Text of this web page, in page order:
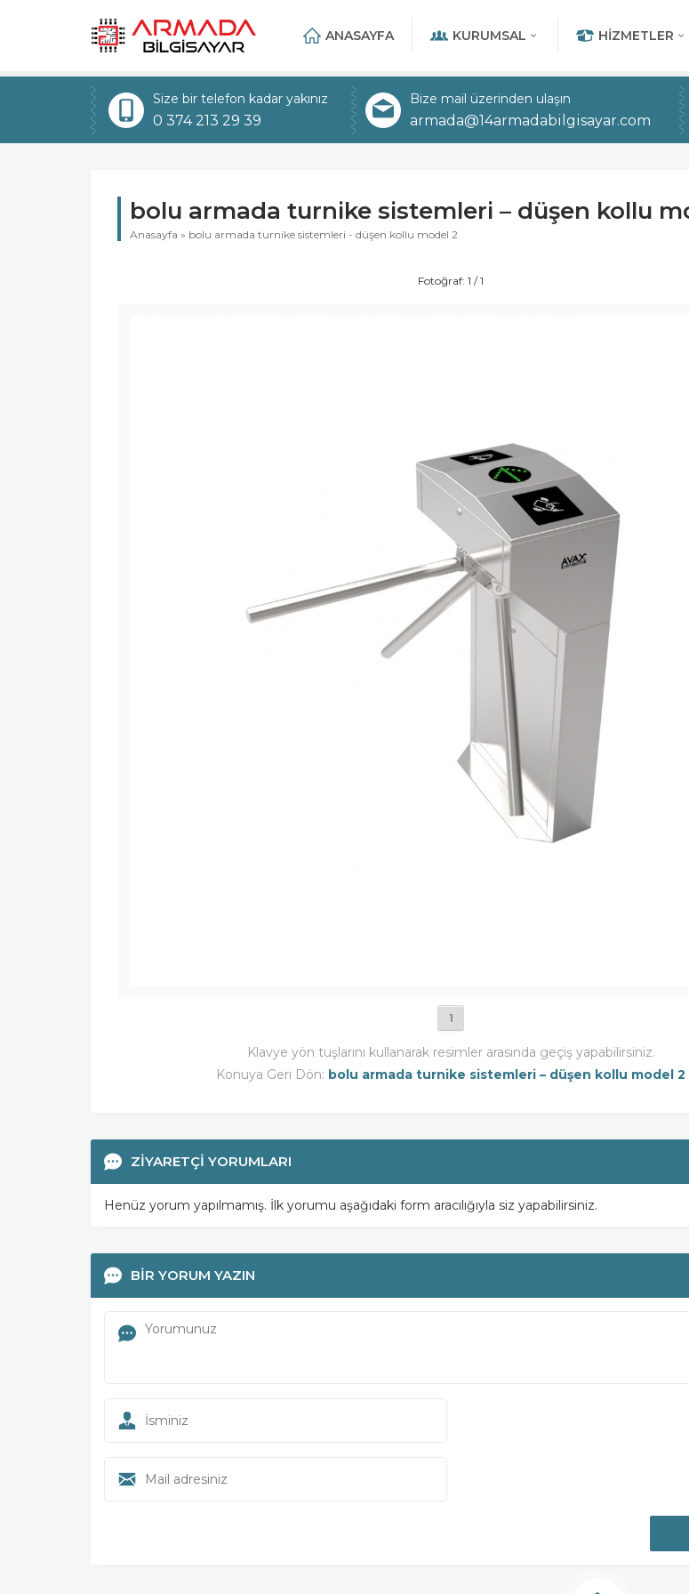
ANASAYFA KURUMSAL HIZMETLER
Size bir telefon kadar yakınız
0 374 213 29 39
Bize mail üzerinden ulaşın
armada@14armadabilgisayar.com
bolu armada turnike sistemleri – düşen kollu
Anasayfa » bolu armada turnike sistemleri - düşen kollu model 2
Fotoğraf: 1 / 1
1
Klavye yön tuşlarını kullanarak resimler arasında geçiş yapabilirsiniz.
Konuya Geri Dön: bolu armada turnike sistemleri – düşen kollu model 2
ZİYARETÇİ YORUMLARI
Henüz yorum yapılmamış. İlk yorumu aşağıdaki form aracılığıyla siz yapabilirsiniz.
BİR YORUM YAZIN